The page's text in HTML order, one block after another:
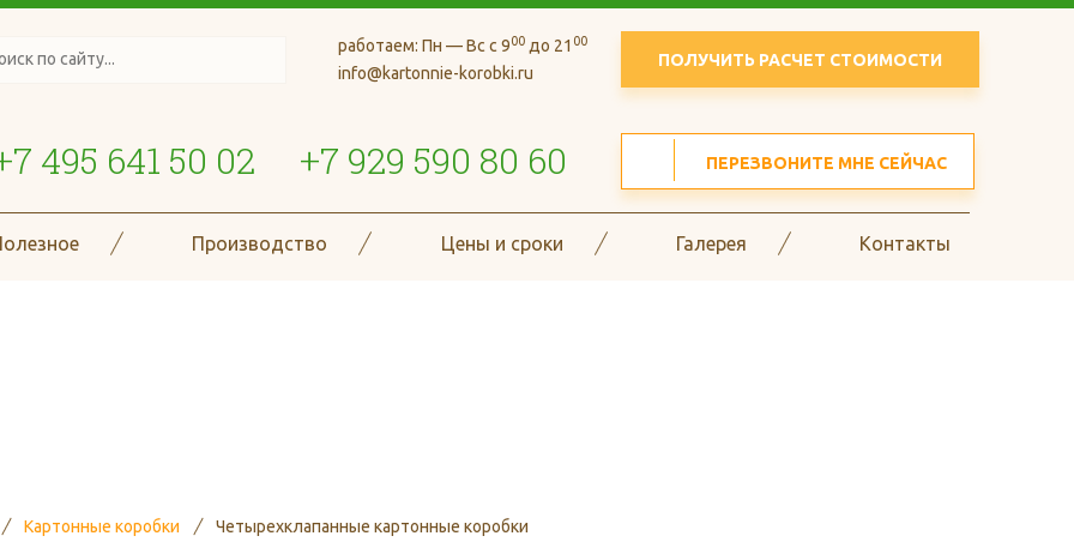
работаем: Пн — Вс с 900до 21 00
info@kartonnie-korobki.ru
ПОЛУЧИТЬ РАСЧЕТ СТОИМОСТИ
495 641 50 02 +7 929 590 80 60 ПЕРЕЗВОНИТЕ МНЕ СЕЙЧАС
Производство Цены и сроки Галерея Контакты
Картонные коробки Четырехклапанные картонные коробки